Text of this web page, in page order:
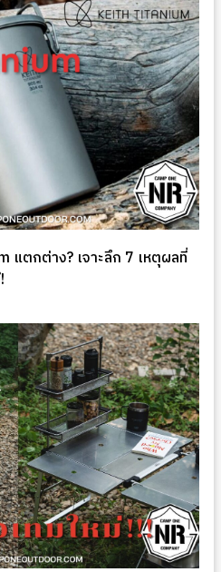
แตกต่าง? เจาะลึก 7 เหตุผลที่